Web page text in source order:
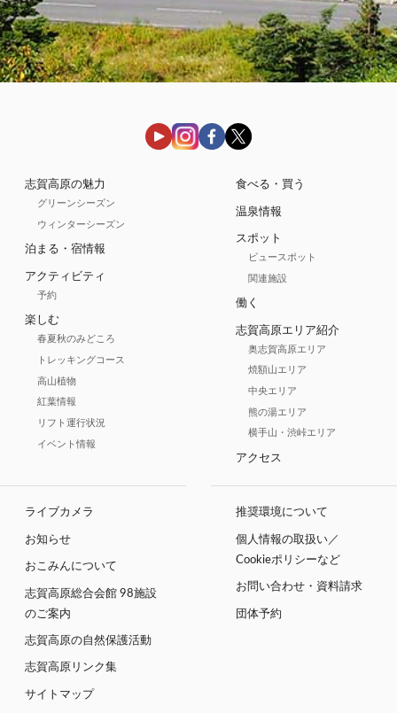
志賀高原の魅力
グリーンシーズン
ウィンターシーズン
泊まる・宿情報
アクティビティ
予約
楽しむ
春夏秋のみどころ
トレッキングコース
高山植物
紅葉情報
リフト運行状況
イベント情報
食べる・買う
温泉情報
スポット
ビュースポット
関連施設
働く
志賀高原エリア紹介
奥志賀高原エリア
焼額山エリア
中央エリア
熊の湯エリア
横手山・渋峠エリア
アクセス
ライブカメラ
お知らせ
おこみんについて
志賀高原総合会館 98施設
のご案内
志賀高原の自然保護活動
志賀高原リンク集
サイトマップ
推奨環境について
個人情報の取扱い／
Cookieポリシーなど
お問い合わせ・資料請求
団体予約